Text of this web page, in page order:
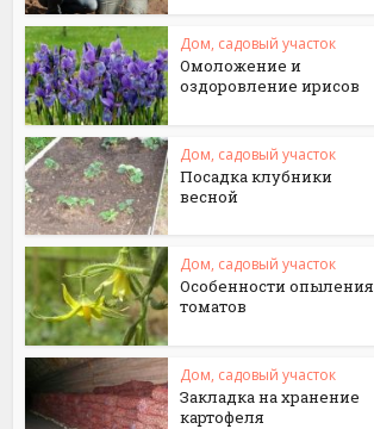
Дом, садовый участок
Омоложение и
оздоровление ирисов
Дом, садовый участок
Посадка клубники
весной
Дом, садовый участок
Особенности опыления
томатов
Дом, садовый участок
Закладка на хранение
картофеля